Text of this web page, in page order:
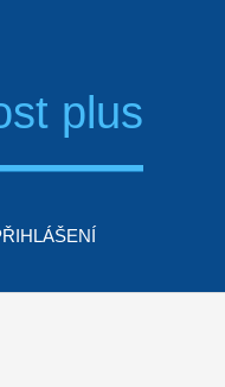
plus